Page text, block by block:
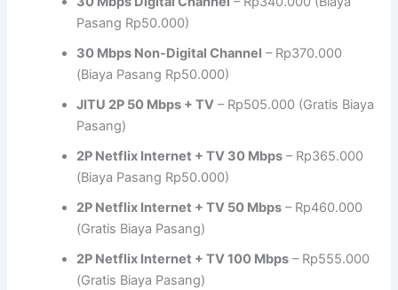
Pasang Rp50.000)
30 Mbps Non-Digital Channel – Rp370.000
(Biaya Pasang Rp50.000)
JITU 2P 50 Mbps + TV – Rp505.000 (Gratis Biaya
Pasang)
2P Netflix Internet + TV 30 Mbps – Rp365.000
(Biaya Pasang Rp50.000)
2P Netflix Internet + TV 50 Mbps – Rp460.000
(Gratis Biaya Pasang)
2P Netflix Internet + TV 100 Mbps – Rp555.000
(Gratis Biaya Pasang)